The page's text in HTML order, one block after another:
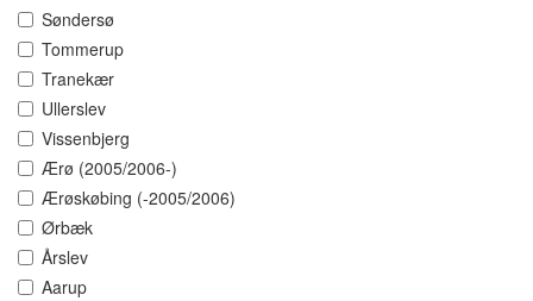
Søndersø
Tommerup
Tranekær
Ullerslev
Vissenbjerg
Ærø (2005/2006-)
Ærøskøbing (-2005/2006)
Ørbæk
Årslev
Aarup